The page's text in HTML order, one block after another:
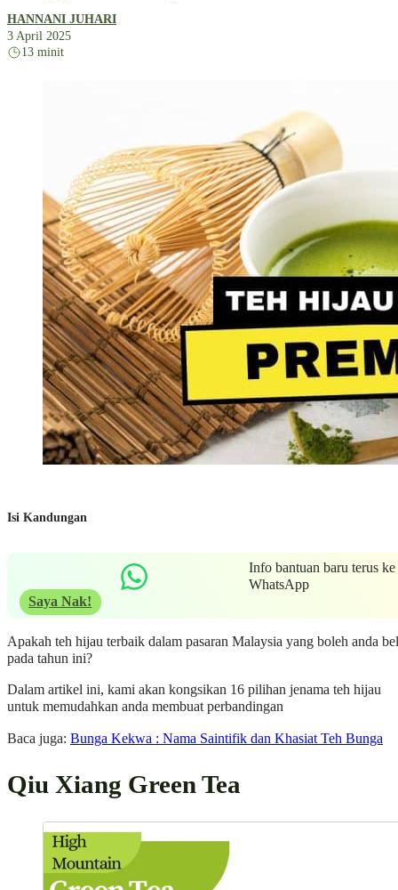
HANNANI JUHARI
3 April 2025
13 minit
Isi Kandungan
Info bantuan baru terus ke
WhatsApp
Saya Nak!
Apakah teh hijau terbaik dalam pasaran Malaysia yang boleh anda
pada tahun ini?
Dalam artikel ini, kami akan kongsikan 16 pilihan jenama teh hijau
untuk memudahkan anda membuat perbandingan
Baca juga: Bunga Kekwa : Nama Saintifik dan Khasiat Teh Bunga
Qiu Xiang Green Tea